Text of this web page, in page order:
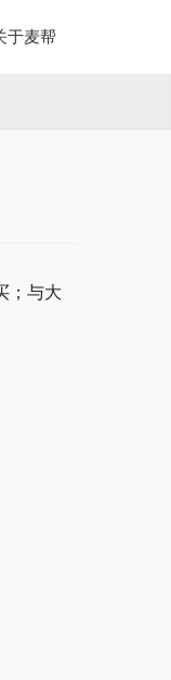
于麦帮
；与大